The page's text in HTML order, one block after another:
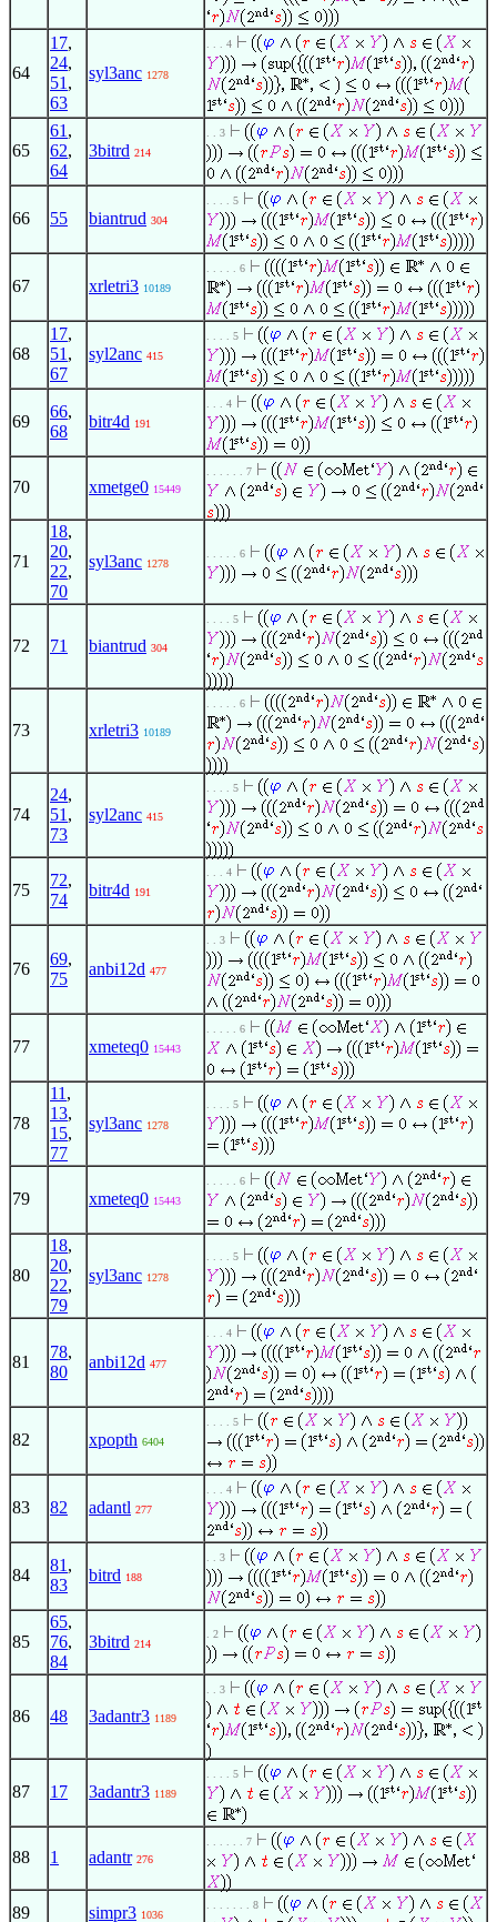
64
17,
24,
51 ,
63
syl3anc 1278
. . . 4
65
61 ,
62,
64
3bitrd 214
. . 3
66 55 biantrud 304
. . . . 5
67 xrletri3 10189
. . . . . 6
68
17,
51 ,
67
syl2anc 415
. . . . 5
69
66,
68
bitr4d 191
. . . 4
70 xmetge0 15449
. . . . . . 7
71
18,
20,
22,
70
syl3anc 1278
. . . . . 6
72 71 biantrud 304
. . . . 5
73 xrletri3 10189
. . . . . 6
74
24,
51 ,
73
syl2anc 415
. . . . 5
75
72,
74
bitr4d 191
. . . 4
76
69,
75
anbi12d 477
. . 3
77 xmeteq0 15443
. . . . . 6
78
11 ,
13,
15,
77
syl3anc 1278
. . . . 5
79 xmeteq0 15443
. . . . . 6
80
18,
20,
22,
79
syl3anc 1278
. . . . 5
81
78,
80
anbi12d 477
. . . 4
82 xpopth 6404
. . . . 5
83 82 adantl 277
. . . 4
84
81 ,
83
bitrd 188
. . 3
85
65,
76,
84
3bitrd 214
. 2
86 48 3adantr3 1189
. . 3
87 17 3adantr3 1189
. . . . 5
88 1 adantr 276
. . . . . . 7
89 simpr3 1036
. . . . . . . 8